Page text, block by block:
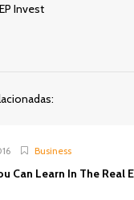
Invest
Business
Can Learn In The Real